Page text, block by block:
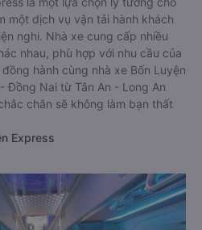
một dịch vụ vận tải hành khách
nghi. Nhà xe cung cấp nhiều
nhau, phù hợp với nhu cầu của
hành cùng nhà xe Bốn Luyện
Đồng Nai từ Tân An - Long An
chắn sẽ không làm bạn thất
Express